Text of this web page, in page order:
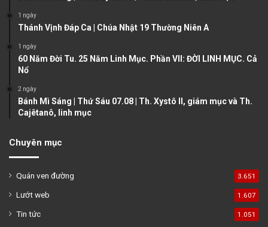
a
1 ngày
Thánh Vịnh Đáp Ca | Chúa Nhật 19 Thường Niên A
1 ngày
60 Năm Đời Tu. 25 Năm Linh Mục. Phần VII: ĐỜI LINH MỤC. Cả
Nổ
2 ngày
Bánh Mì Sáng | Thứ Sáu 07.08 | Th. Xystô II, giám mục và Th.
Cajêtanô, linh mục
Chuyên mục
Quán ven đường 3.651
Lướt web 1.607
Tin tức 1.051